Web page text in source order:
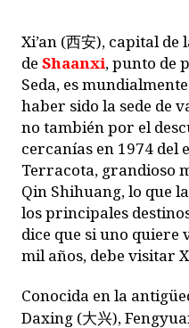
Xi’an (西安), capital de
de Shaanxi, punto de
Seda, es
haber sido la sede de
no también por el
cercanías en 1974 del
Terracota, grandioso
Qin Shihuang, lo que
los principales
dice que si uno quiere
mil años, debe visitar
Conocida en la
Daxing (大兴),